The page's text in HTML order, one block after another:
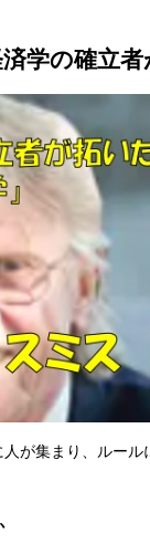
学の確立者
が集まり、ルール